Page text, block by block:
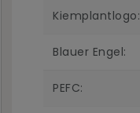
Kiemplantlogo:
Blauer Engel:
PEFC: